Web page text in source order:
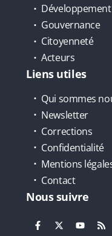
Gouvernance
Citoyenneté
Acteurs
Liens utiles
Qui sommes
Newsletter
Corrections
Confidentialité
Mentions
Contact
Nous suivre